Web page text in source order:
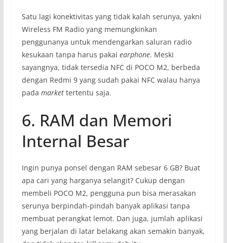
Satu lagi konektivitas yang tidak kalah serunya, yakni
Wireless FM Radio yang memungkinkan
penggunanya untuk mendengarkan saluran radio
kesukaan tanpa harus pakai earphone. Meski
sayangnya, tidak tersedia NFC di POCO M2, berbeda
dengan Redmi 9 yang sudah pakai NFC walau hanya
pada markettertentu saja.
6. RAM dan Memori
Internal Besar
Ingin punya ponsel dengan RAM sebesar 6 GB? Buat
apa cari yang harganya selangit? Cukup dengan
membeli POCO M2, pengguna pun bisa merasakan
serunya berpindah-pindah banyak aplikasi tanpa
membuat perangkat lemot. Dan juga, jumlah aplikasi
yang berjalan di latar belakang akan semakin banyak,